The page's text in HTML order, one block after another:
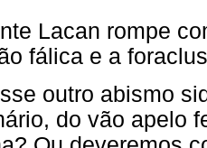
Lacan rompe
fálica e a
outro abismo
do vão apelo